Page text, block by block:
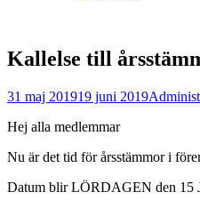
Kallelse till
Postades
31 maj 201919 juni 2019
Hej alla medlemmar
Nu är det tid för årsstämmor i
Datum blir LÖRDAGEN den 15